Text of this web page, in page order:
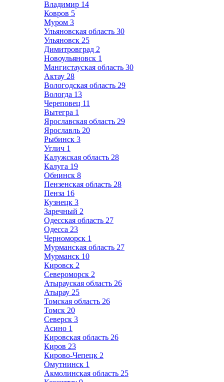
Владимир 14
Ковров 5
Муром 3
Ульяновская область 30
Ульяновск 25
Димитровград 2
Новоульяновск 1
Мангистауская область 30
Актау 28
Вологодская область 29
Вологда 13
Череповец 11
Вытегра 1
Ярославская область 29
Ярославль 20
Рыбинск 3
Углич 1
Калужская область 28
Калуга 19
Обнинск 8
Пензенская область 28
Пенза 16
Кузнецк 3
Заречный 2
Одесская область 27
Одесса 23
Черноморск 1
Мурманская область 27
Мурманск 10
Кировск 2
Североморск 2
Атырауская область 26
Атырау 25
Томская область 26
Томск 20
Северск 3
Асино 1
Кировская область 26
Киров 23
Кирово-Чепецк 2
Омутнинск 1
Акмолинская область 25